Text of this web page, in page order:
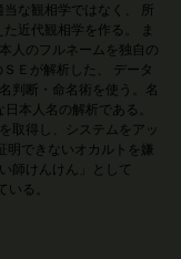
な観相学ではなく、 所
近代観相学を作る。 ま
人のフルネームを独自の
Ｅが解析した、 データ
判断・命名術を使う。名
本人名の解析である。
取得し、システムをアッ
明できないオカルトを嫌
師けんけん」として
る。